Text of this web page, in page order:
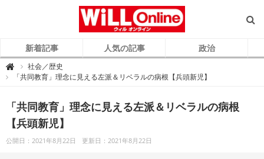
新着記事 人気の記事 政治

L
n
n
e
（
ウ
社会／歴史
「共同教育」理念に見える左派＆リベラルの病根【兵頭新児】
「共同教育」理念に見える左派＆リベラルの病根
【兵頭新児】
公開日：2021年8月22日 更新日：2021年8月22日